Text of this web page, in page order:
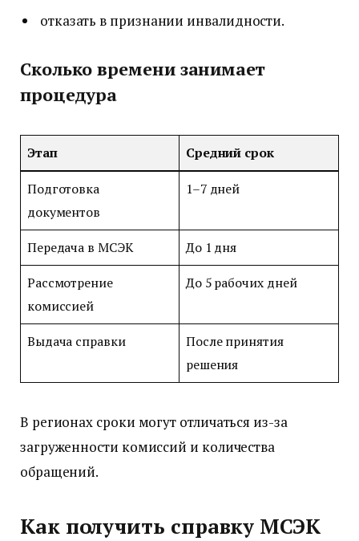
отказать в признании инвалидности.
Сколько времени занимает
процедура
Этап Средний срок
Подготовка
документов
1–7 дней
Передача в МСЭК До 1 дня
Рассмотрение
комиссией
До 5 рабочих дней
Выдача справки
После принятия
решения
В регионах сроки могут отличаться из-за
загруженности комиссий и количества
обращений.
Как получить справку МСЭК